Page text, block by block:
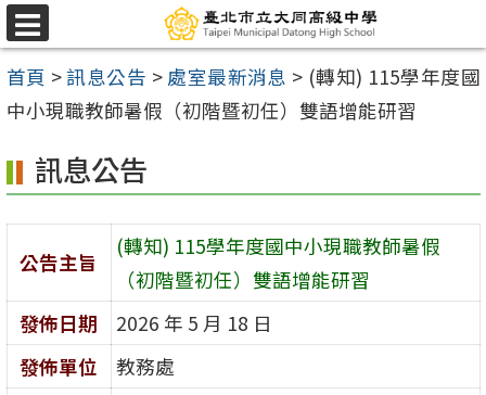
跳
至
主
要
容
區
選
單
首頁 >訊息公告 > 處室最新消息 > (轉知) 115學年度國
中小現職教師暑假（初階暨初任）雙語增能研習
訊息公告
公告主旨
(轉知) 115學年度國中小現職教師暑假
（初階暨初任）雙語增能研習
發佈日期
2026 年 5 月 18 日
發佈單位
教務處